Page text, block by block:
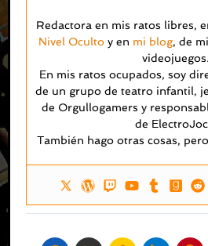
Redactora en mis ratos libres,
Nivel Ocultoy en mi blog, de
videojuegos.
En mis ratos ocupados, soy
de un grupo de teatro infantil,
de Orgullogamers y
de
También hago otras cosas,